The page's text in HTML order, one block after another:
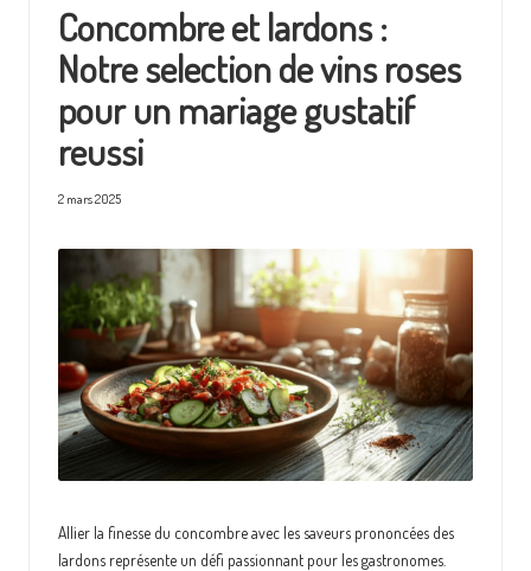
c
u
i
s
i
n
e
Concombre et lardons :
Notre selection de vins roses
pour un mariage gustatif
reussi
2 mars 2025
Allier la finesse du concombre avec les saveurs prononcées des
lardons représente un défi passionnant pour les gastronomes.